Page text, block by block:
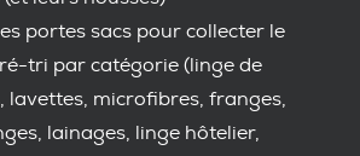
portes sacs pour collecter le
tri par catégorie (linge de
lavettes, microfibres, franges,
lainages, linge hôtelier,